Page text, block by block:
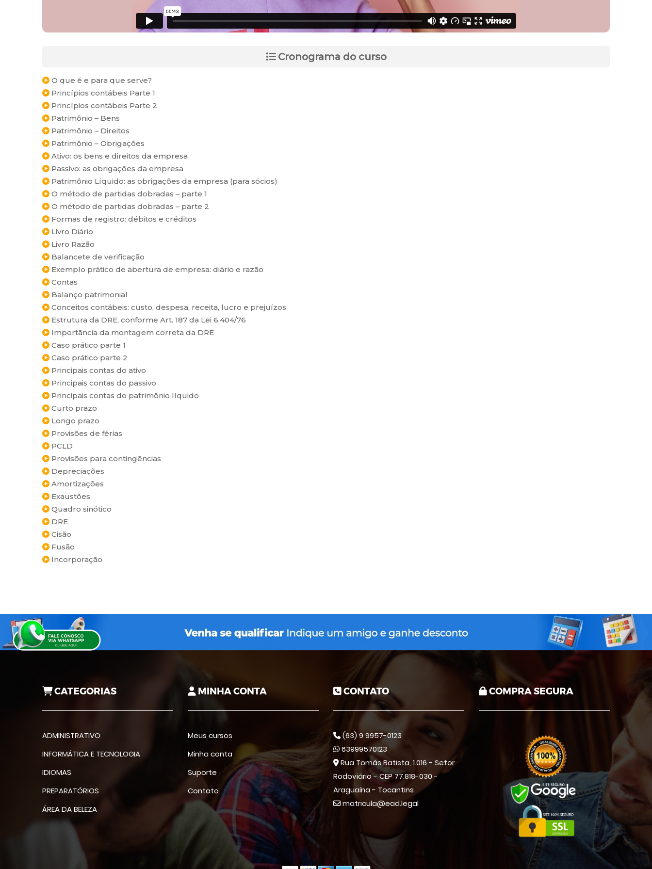
Cronograma do curso
O que é e para que serve?
Princípios contábeis Parte 1
Princípios contábeis Parte 2
Patrimônio – Bens
Patrimônio – Direitos
Patrimônio – Obrigações
Ativo: os bens e direitos da empresa
Passivo: as obrigações da empresa
Patrimônio Líquido: as obrigações da empresa (para sócios)
O método de partidas dobradas – parte 1
O método de partidas dobradas – parte 2
Formas de registro: débitos e créditos
Livro Diário
Livro Razão
Balancete de verificação
Exemplo prático de abertura de empresa: diário e razão
Contas
Balanço patrimonial
Conceitos contábeis: custo, despesa, receita, lucro e prejuízos
Estrutura da DRE, conforme Art. 187 da Lei 6.404/76
Importância da montagem correta da DRE
Caso prático parte 1
Caso prático parte 2
Principais contas do ativo
Principais contas do passivo
Principais contas do patrimônio líquido
Curto prazo
Longo prazo
Provisões de férias
PCLD
Provisões para contingências
Depreciações
Amortizações
Exaustões
Quadro sinótico
DRE
Cisão
Fusão
Incorporação
CATEGORIAS
ADMINISTRATIVO
INFORMÁTICA E TECNOLOGIA
IDIOMAS
PREPARATÓRIOS
ÁREA DA BELEZA
MINHA CONTA
Meus cursos
Minha conta
Suporte
Contato
CONTATO
(63) 9 9957-0123
63999570123
Rua Tomás Batista, 1.016 - Setor
Rodoviário - CEP 77.818-030 -
Araguaína - Tocantins
matricula@ead.legal
COMPRA SEGURA